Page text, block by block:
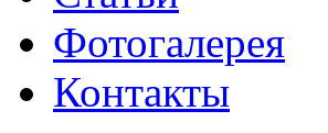
Фотогалерея
Контакты